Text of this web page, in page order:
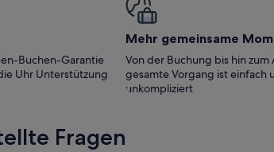
Buchen-Garantie
Uhr Unterstützung
Mehr gemeinsame
Von der Buchung bis hin
gesamte Vorgang ist einfach
unkompliziert
Fragen